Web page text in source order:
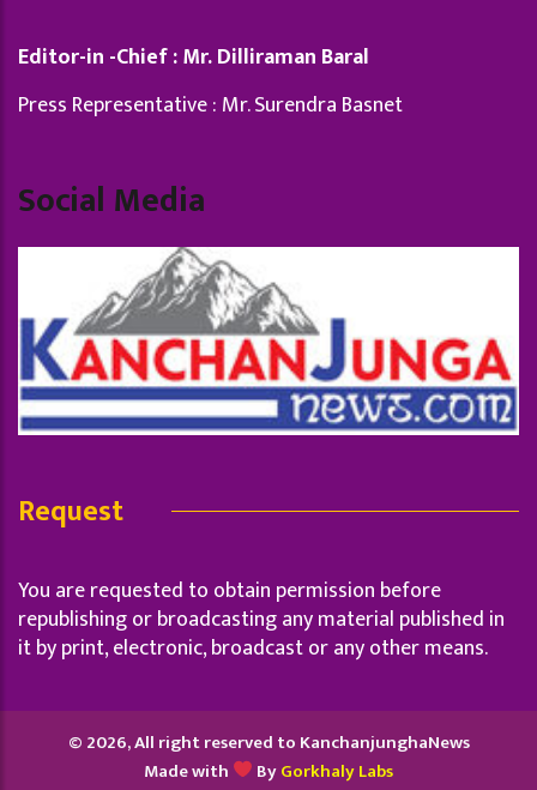
Editor-in -Chief : Mr. Dilliraman Baral
Press Representative : Mr. Surendra Basnet
Social Media
Request
You are requested to obtain permission before
republishing or broadcasting any material published in
it by print, electronic, broadcast or any other means.
© 2026, All right reserved to KanchanjunghaNews
Made with
ByGorkhaly Labs